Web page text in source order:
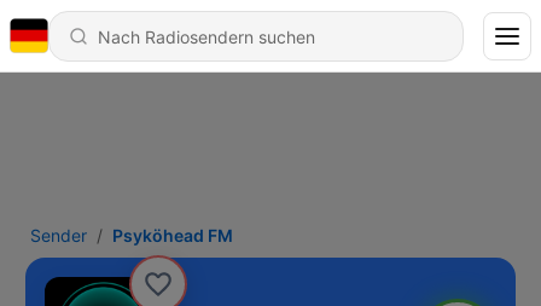
Sender Psyköhead FM